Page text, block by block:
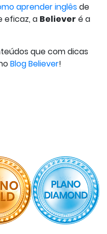
aprender inglêsde
eficaz, a Believer é a
que com dicas
Blog Believer!